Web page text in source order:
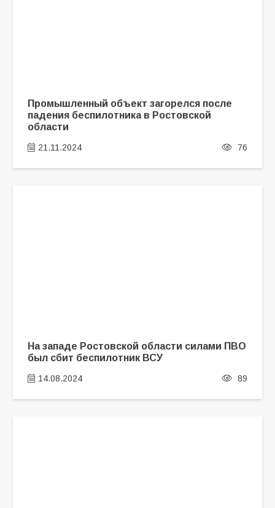
Промышленный объект загорелся после
падения беспилотника в Ростовской
области
21.11.2024 76
На западе Ростовской области силами ПВО
был сбит беспилотник ВСУ
14.08.2024 89